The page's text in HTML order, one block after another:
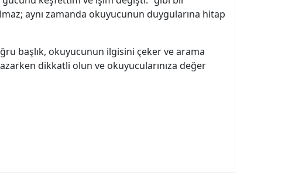
aynı zamanda okuyucunun duygularına hitap
başlık, okuyucunun ilgisini çeker ve arama
dikkatli olun ve okuyucularınıza değer